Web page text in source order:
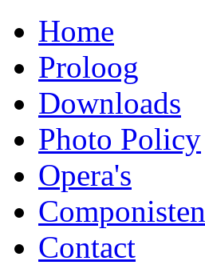
Home
Proloog
Downloads
Photo Policy
Opera's
Componisten
Contact